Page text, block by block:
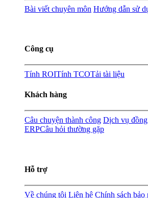
Bài viết chuyên môn Hướng dẫn sử
Công cụ
Tính ROITính TCOTải tài liệu
Khách hàng
Câu chuyện thành công Dịch vụ đồng
ERPCâu hỏi thường gặp
Hỗ trợ
Về chúng tôi Liên hệ Chính sách bảo